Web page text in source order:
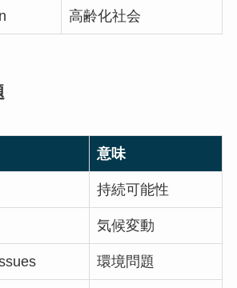
高齢化社会
意味
持続可能性
気候変動
環境問題